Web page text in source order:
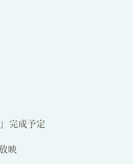
完成予定
映